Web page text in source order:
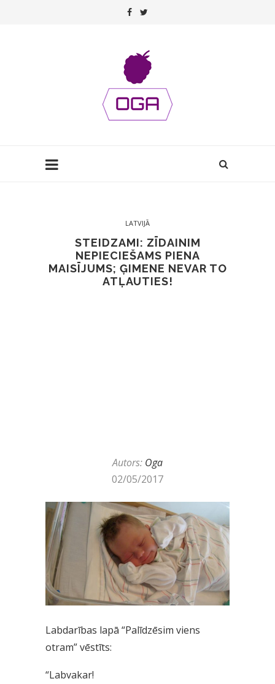
LATVIJĀ
STEIDZAMI: ZĪDAINIM
NEPIECIEŠAMS PIENA
MAISĪJUMS; ĢIMENE NEVAR TO
ATĻAUTIES!
Autors: Oga
02/05/2017
Labdarības lapā “Palīdzēsim viens
otram” vēstīts:
“Labvakar!